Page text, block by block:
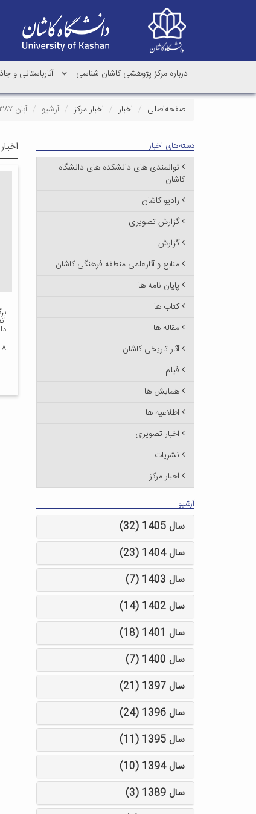
درباره مرکز پژوهشی کاشان شناسی آثارباستانی و
صفحه‌اصلی اخبار اخبار مرکز آرشیو آبان ۱۳۸۷
۱۸
دسته‌های اخبار
توانمندی های دانشکده های دانشگاه
کاشان
رادیو کاشان
گزارش تصویری
گزارش
منابع و آثارعلمی منطقه فرهنگی کاشان
پایان نامه ها
کتاب ها
مقاله ها
آثار تاریخی کاشان
فیلم
همایش ها
اطلاعیه ها
اخبار تصویری
نشریات
اخبار مرکز
آرشیو
سال 1405 (32)
سال 1404 (23)
سال 1403 (7)
سال 1402 (14)
سال 1401 (18)
سال 1400 (7)
سال 1397 (21)
سال 1396 (24)
سال 1395 (11)
سال 1394 (10)
سال 1389 (3)